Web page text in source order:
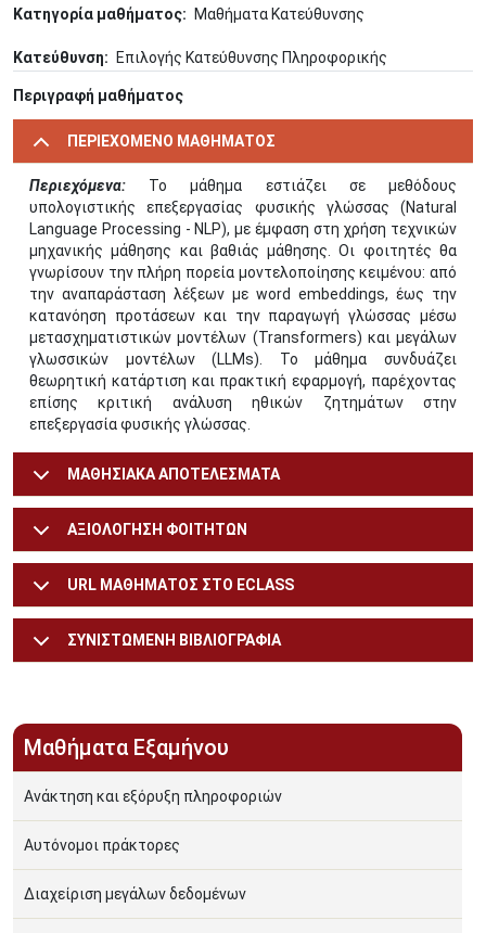
Κατηγορία μαθήματος
Μαθήματα Κατεύθυνσης
Κατεύθυνση Επιλογής Κατεύθυνσης Πληροφορικής
Περιγραφή μαθήματος
ΠΕΡΙΕΧΟΜΕΝΟ ΜΑΘΗΜΑΤΟΣ
Περιεχόμενα: Το μάθημα εστιάζει σε μεθόδους
υπολογιστικής επεξεργασίας φυσικής γλώσσας (Natural
Language Processing - NLP), με έμφαση στη χρήση τεχνικών
μηχανικής μάθησης και βαθιάς μάθησης. Οι φοιτητές θα
γνωρίσουν την πλήρη πορεία μοντελοποίησης κειμένου: από
την αναπαράσταση λέξεων με word embeddings, έως την
κατανόηση προτάσεων και την παραγωγή γλώσσας μέσω
μετασχηματιστικών μοντέλων (Transformers) και μεγάλων
γλωσσικών μοντέλων (LLMs). Το μάθημα συνδυάζει
θεωρητική κατάρτιση και πρακτική εφαρμογή, παρέχοντας
επίσης κριτική ανάλυση ηθικών ζητημάτων στην
επεξεργασία φυσικής γλώσσας.
ΜΑΘΗΣΙΑΚΑ ΑΠΟΤΕΛΕΣΜΑΤΑ
ΑΞΙΟΛΟΓΗΣΗ ΦΟΙΤΗΤΩΝ
URL ΜΑΘΗΜΑΤΟΣ ΣΤΟ ECLASS
ΣΥΝΙΣΤΩΜΕΝΗ ΒΙΒΛΙΟΓΡΑΦΙΑ
Μαθήματα Εξαμήνου
Ανάκτηση και εξόρυξη πληροφοριών
Αυτόνομοι πράκτορες
Διαχείριση μεγάλων δεδομένων